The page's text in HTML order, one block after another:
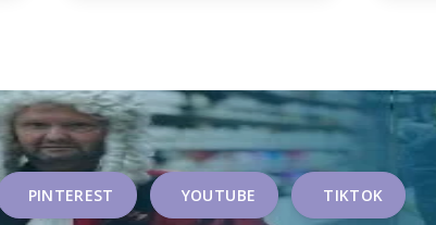
PINTEREST YOUTUBE TIKTOK